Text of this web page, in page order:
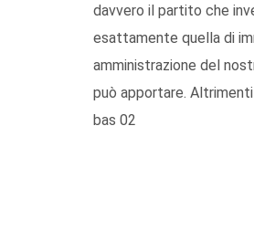
davvero il partito che
esattamente quella di
amministrazione del
può apportare.
bas 02